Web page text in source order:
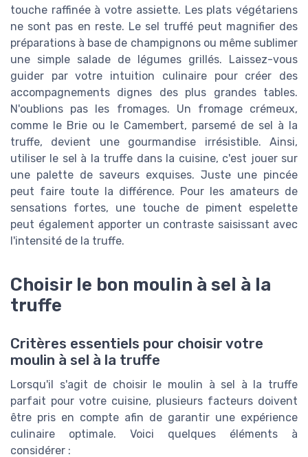
touche raffinée à votre assiette. Les plats végétariens
ne sont pas en reste. Le sel truffé peut magnifier des
préparations à base de champignons ou même sublimer
une simple salade de légumes grillés. Laissez-vous
guider par votre intuition culinaire pour créer des
accompagnements dignes des plus grandes tables.
N'oublions pas les fromages. Un fromage crémeux,
comme le Brie ou le Camembert, parsemé de sel à la
truffe, devient une gourmandise irrésistible. Ainsi,
utiliser le sel à la truffe dans la cuisine, c'est jouer sur
une palette de saveurs exquises. Juste une pincée
peut faire toute la différence. Pour les amateurs de
sensations fortes, une touche de piment espelette
peut également apporter un contraste saisissant avec
l'intensité de la truffe.
Choisir le bon moulin à sel à la
truffe
Critères essentiels pour choisir votre
moulin à sel à la truffe
Lorsqu'il s'agit de choisir le moulin à sel à la truffe
parfait pour votre cuisine, plusieurs facteurs doivent
être pris en compte afin de garantir une expérience
culinaire optimale. Voici quelques éléments à
considérer :